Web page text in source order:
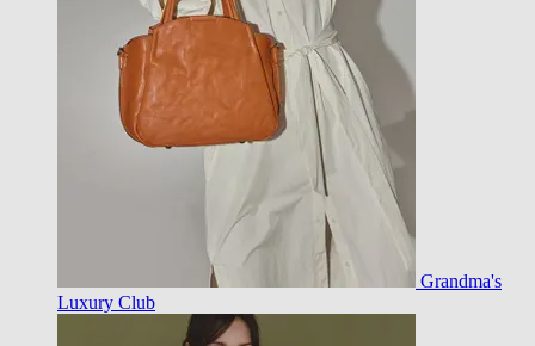
Grandma's
Luxury Club